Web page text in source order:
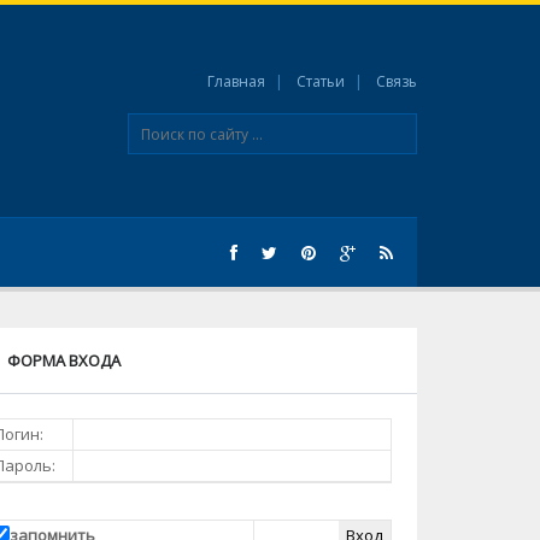
Главная Статьи Связь
ФОРМА ВХОДА
запомнить